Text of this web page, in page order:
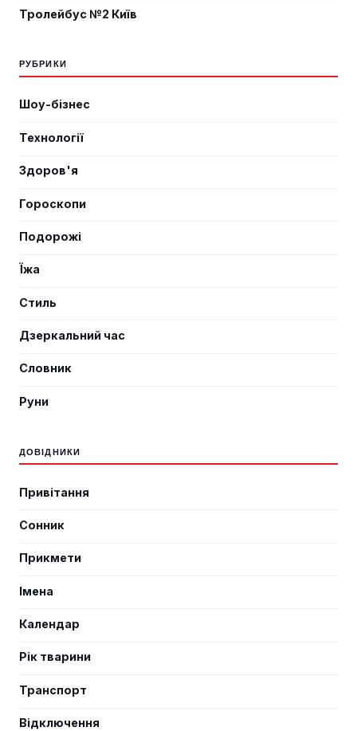
Тролейбус №2 Київ
РУБРИКИ
Шоу-бізнес
Технології
Здоров'я
Гороскопи
Подорожі
Їжа
Стиль
Дзеркальний час
Словник
Руни
ДОВІДНИКИ
Привітання
Сонник
Прикмети
Імена
Календар
Рік тварини
Транспорт
Відключення